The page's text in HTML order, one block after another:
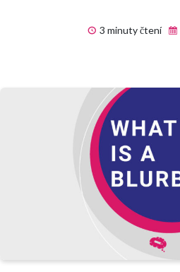
3 minuty čtení